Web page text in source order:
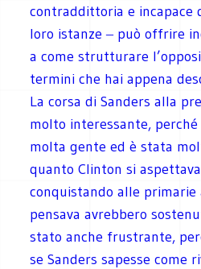
contraddittoria e incapace
loro istanze ‒ può offrire
a come strutturare
termini che hai appena
La corsa di Sanders alla
molto interessante, perché
molta gente ed è stata
quanto Clinton si
conquistando alle primarie
pensava avrebbero
stato anche frustrante,
se Sanders sapesse come